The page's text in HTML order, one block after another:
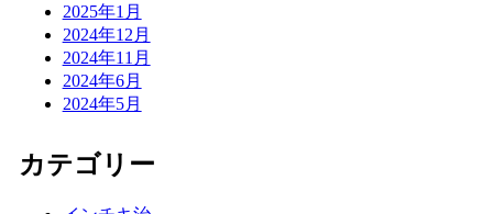
2025年1月
2024年12月
2024年11月
2024年6月
2024年5月
カテゴリー